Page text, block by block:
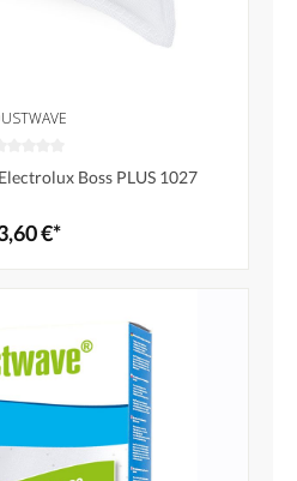
Boss PLUS 1027
€*